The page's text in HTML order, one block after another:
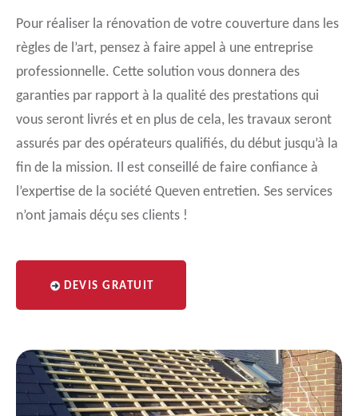
Pour réaliser la rénovation de votre couverture dans les
règles de l’art, pensez à faire appel à une entreprise
professionnelle. Cette solution vous donnera des
garanties par rapport à la qualité des prestations qui
vous seront livrés et en plus de cela, les travaux seront
assurés par des opérateurs qualifiés, du début jusqu’à la
fin de la mission. Il est conseillé de faire confiance à
l’expertise de la société Queven entretien. Ses services
n’ont jamais déçu ses clients !
DEVIS GRATUIT